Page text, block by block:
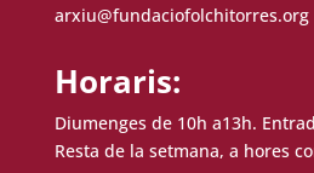
arxiu@fundaciofolchitorres.org
Horaris:
Diumenges de 10h a13h.
Resta de la setmana, a hores